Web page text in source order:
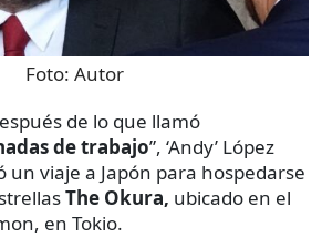
Foto: Autor
de lo que llamó
de trabajo”, ‘Andy’ López
viaje a Japón para hospedarse
The Okura, ubicado en el
en Tokio.